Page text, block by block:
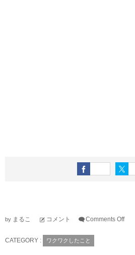
by まるこ コメント Comments Off
CATEGORY : ワクワクしたこと